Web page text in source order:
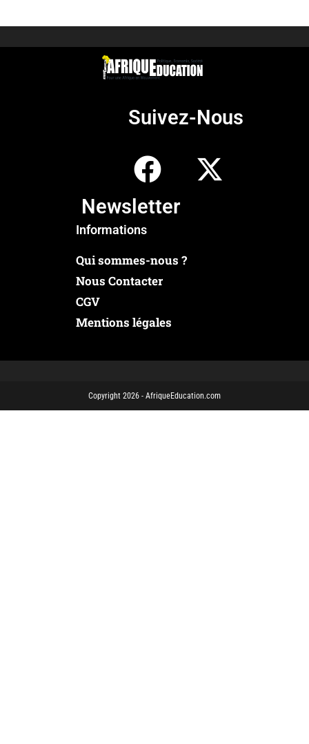
Suivez-Nous
Newsletter
Informations
Qui sommes-nous ?
Nous Contacter
CGV
Mentions légales
Copyright 2026 - AfriqueEducation.com